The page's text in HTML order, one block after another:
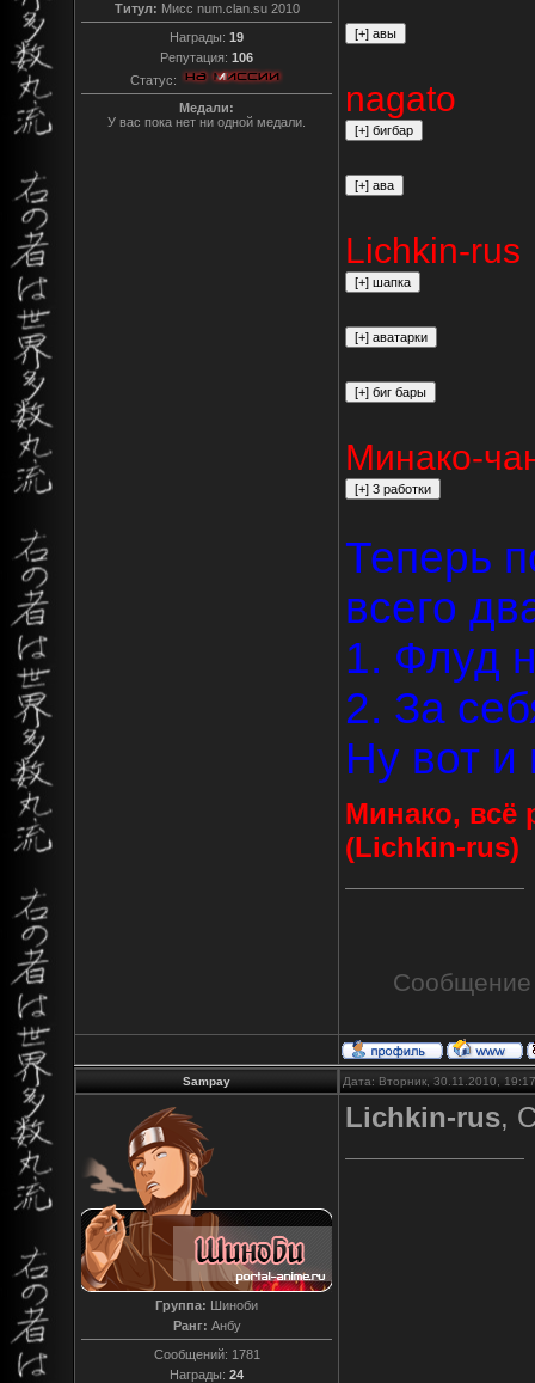
Титул: Мисс num.clan.su 2010
Награды: 19
Репутация: 106
Статус:
Медали:
У вас пока нет ни одной медали.
nagato
Lichkin-rus
Минако-
Теперь
всего
1. Флуд
2. За
Ну вот
Минако, всё
(Lichkin-rus)
Сообщение
Sampay Дата: Вторник, 30.11.2010,
Группа: Шиноби
Ранг: Анбу
Сообщений: 1781
Награды: 24
Lichkin-rus,